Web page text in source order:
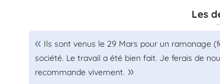
Les
Ils sont venus le 29 Mars pour un ramonage
société. Le travail a été bien fait. Je ferais de
recommande vivement.